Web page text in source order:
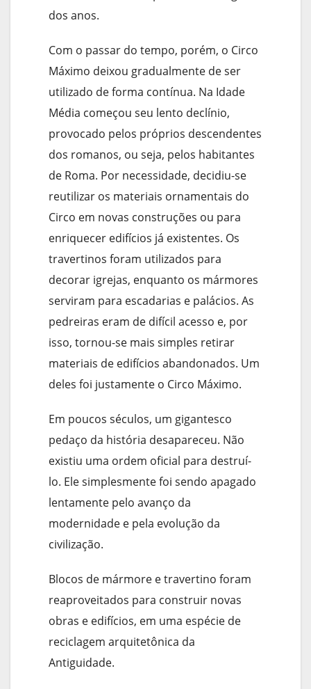
dos anos.
Com o passar do tempo, porém, o Circo
Máximo deixou gradualmente de ser
utilizado de forma contínua. Na Idade
Média começou seu lento declínio,
provocado pelos próprios descendentes
dos romanos, ou seja, pelos habitantes
de Roma. Por necessidade, decidiu-se
reutilizar os materiais ornamentais do
Circo em novas construções ou para
enriquecer edifícios já existentes. Os
travertinos foram utilizados para
decorar igrejas, enquanto os mármores
serviram para escadarias e palácios. As
pedreiras eram de difícil acesso e, por
isso, tornou-se mais simples retirar
materiais de edifícios abandonados. Um
deles foi justamente o Circo Máximo.
Em poucos séculos, um gigantesco
pedaço da história desapareceu. Não
existiu uma ordem oficial para destruí-
lo. Ele simplesmente foi sendo apagado
lentamente pelo avanço da
modernidade e pela evolução da
civilização.
Blocos de mármore e travertino foram
reaproveitados para construir novas
obras e edifícios, em uma espécie de
reciclagem arquitetônica da
Antiguidade.